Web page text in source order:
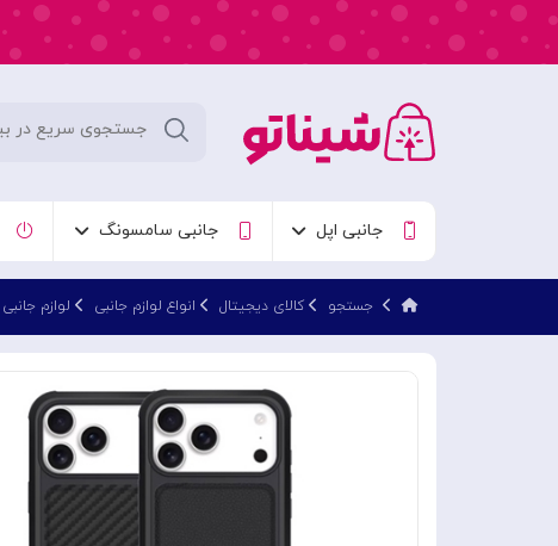
جانبی اپل جانبی سامسونگ
جستجو کالای دیجیتال انواع لوازم جانبی لوازم